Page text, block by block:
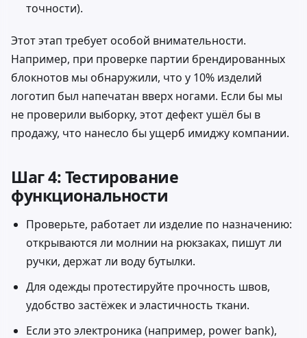
точности).
Этот этап требует особой внимательности.
Например, при проверке партии брендированных
блокнотов мы обнаружили, что у 10% изделий
логотип был напечатан вверх ногами. Если бы мы
не проверили выборку, этот дефект ушёл бы в
продажу, что нанесло бы ущерб имиджу компании.
Шаг 4: Тестирование
функциональности
Проверьте, работает ли изделие по назначению:
открываются ли молнии на рюкзаках, пишут ли
ручки, держат ли воду бутылки.
Для одежды протестируйте прочность швов,
удобство застёжек и эластичность ткани.
Если это электроника (например, power bank),